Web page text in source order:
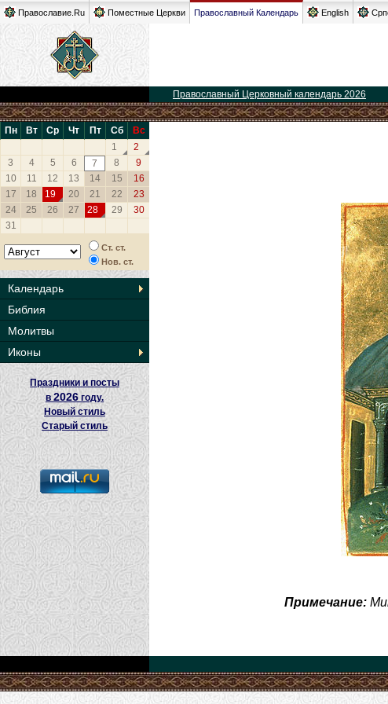
Православие.Ru Поместные Церкви Православный Календарь English
Православный Церковный календарь 2026
Пн Вт Ср Чт Пт Сб
Вс
1
2
3
4 5 6 7 8
9
10
11 12 13 14 15
16
17
18 19 20 21 22
23
24
25 26 27 28 29
30
31
Ст. ст.
Нов. ст.
Календарь
Библия
Молитвы
Иконы
Праздники и посты
в2026 году.
Новый стиль
Старый стиль
Примечание: